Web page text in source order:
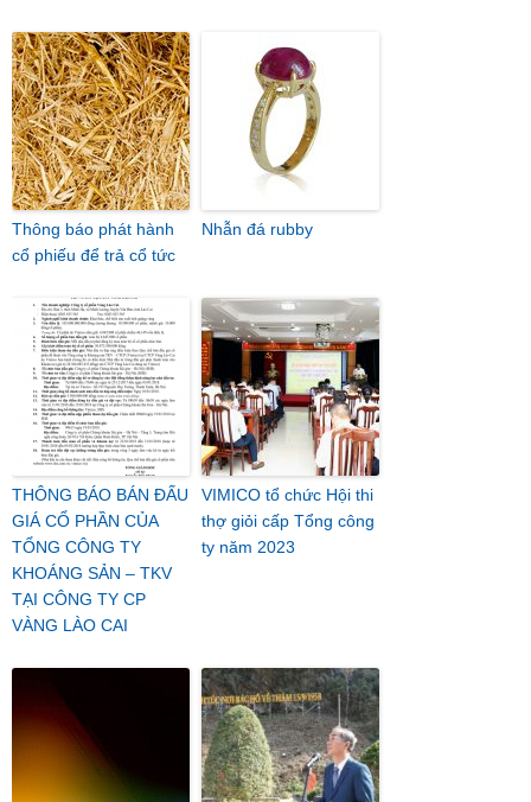
Thông báo phát hành
cổ phiếu để trả cổ tức
Nhẫn đá rubby
THÔNG BÁO BÁN ĐẤU
GIÁ CỔ PHẦN CỦA
TỔNG CÔNG TY
KHOÁNG SẢN – TKV
TẠI CÔNG TY CP
VÀNG LÀO CAI
VIMICO tổ chức Hội thi
thợ giỏi cấp Tổng công
ty năm 2023